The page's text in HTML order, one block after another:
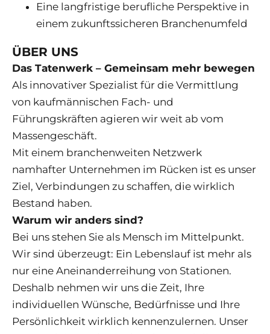
Eine langfristige berufliche Perspektive in
einem zukunftssicheren Branchenumfeld
ÜBER UNS
Das Tatenwerk – Gemeinsam mehr bewegen
Als innovativer Spezialist für die Vermittlung
von kaufmännischen Fach- und
Führungskräften agieren wir weit ab vom
Massengeschäft.
Mit einem branchenweiten Netzwerk
namhafter Unternehmen im Rücken ist es unser
Ziel, Verbindungen zu schaffen, die wirklich
Bestand haben.
Warum wir anders sind?
Bei uns stehen Sie als Mensch im Mittelpunkt.
Wir sind überzeugt: Ein Lebenslauf ist mehr als
nur eine Aneinanderreihung von Stationen.
Deshalb nehmen wir uns die Zeit, Ihre
individuellen Wünsche, Bedürfnisse und Ihre
Persönlichkeit wirklich kennenzulernen. Unser